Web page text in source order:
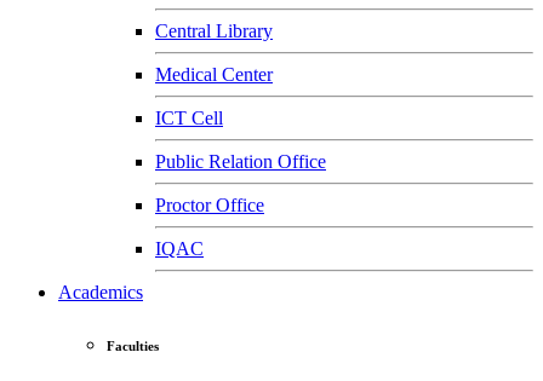
Central Library
Medical Center
ICT Cell
Public Relation Office
Proctor Office
IQAC
Academics
Faculties